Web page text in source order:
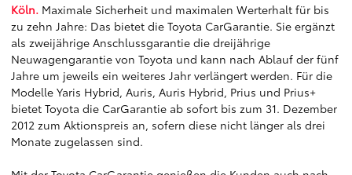
Köln. Maximale Sicherheit und maximalen Werterhalt für bis
zu zehn Jahre: Das bietet die Toyota CarGarantie. Sie ergänzt
als zweijährige Anschlussgarantie die dreijährige
Neuwagengarantie von Toyota und kann nach Ablauf der fünf
Jahre um jeweils ein weiteres Jahr verlängert werden. Für die
Modelle Yaris Hybrid, Auris, Auris Hybrid, Prius und Prius+
bietet Toyota die CarGarantie ab sofort bis zum 31. Dezember
2012 zum Aktionspreis an, sofern diese nicht länger als drei
Monate zugelassen sind.